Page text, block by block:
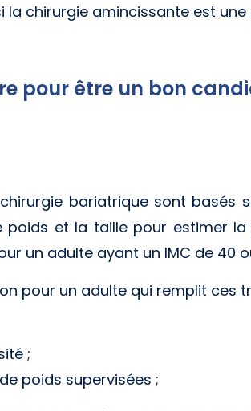
chirurgie amincissante est
pour être un bon
bariatrique sont basés
poids et la taille pour estimer
un adulte ayant un IMC de 40
pour un adulte qui remplit ces
;
poids supervisées ;